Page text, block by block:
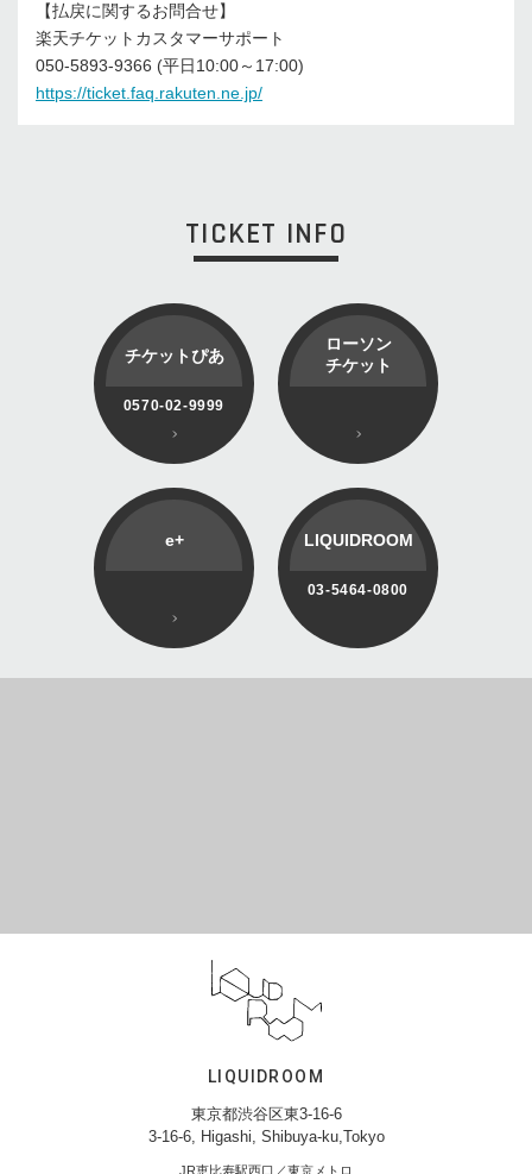
【払戻に関するお問合せ】
楽天チケットカスタマーサポート
050-5893-9366 (平日10:00～17:00)
https://ticket.faq.rakuten.ne.jp/
TICKET INFO
チケットぴあ
0570-02-9999
ローソン
チケット
e+ LIQUIDROOM
03-5464-0800
LIQUIDROOM
東京都渋谷区東3-16-6
3-16-6, Higashi, Shibuya-ku,Tokyo
JR恵比寿駅西口／東京メトロ